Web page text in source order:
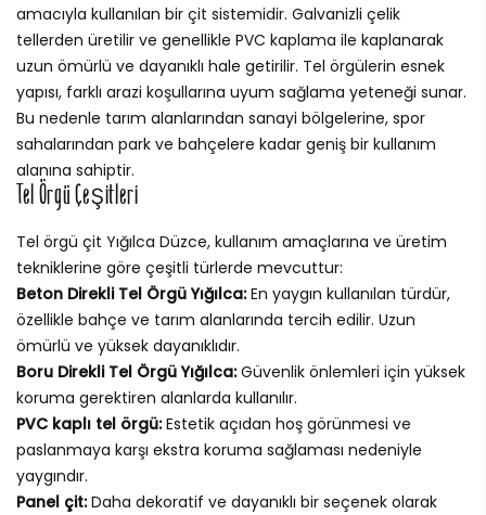
amacıyla kullanılan bir çit sistemidir. Galvanizli çelik
tellerden üretilir ve genellikle PVC kaplama ile kaplanarak
uzun ömürlü ve dayanıklı hale getirilir. Tel örgülerin esnek
yapısı, farklı arazi koşullarına uyum sağlama yeteneği sunar.
Bu nedenle tarım alanlarından sanayi bölgelerine, spor
sahalarından park ve bahçelere kadar geniş bir kullanım
alanına sahiptir.
Tel Örgü Çeşitleri
Tel örgü çit Yığılca Düzce, kullanım amaçlarına ve üretim
tekniklerine göre çeşitli türlerde mevcuttur:
Beton Direkli Tel Örgü Yığılca:En yaygın kullanılan türdür,
özellikle bahçe ve tarım alanlarında tercih edilir. Uzun
ömürlü ve yüksek dayanıklıdır.
Boru Direkli Tel Örgü Yığılca:Güvenlik önlemleri için yüksek
koruma gerektiren alanlarda kullanılır.
PVC kaplı tel örgü:Estetik açıdan hoş görünmesi ve
paslanmaya karşı ekstra koruma sağlaması nedeniyle
yaygındır.
Panel çit:Daha dekoratif ve dayanıklı bir seçenek olarak